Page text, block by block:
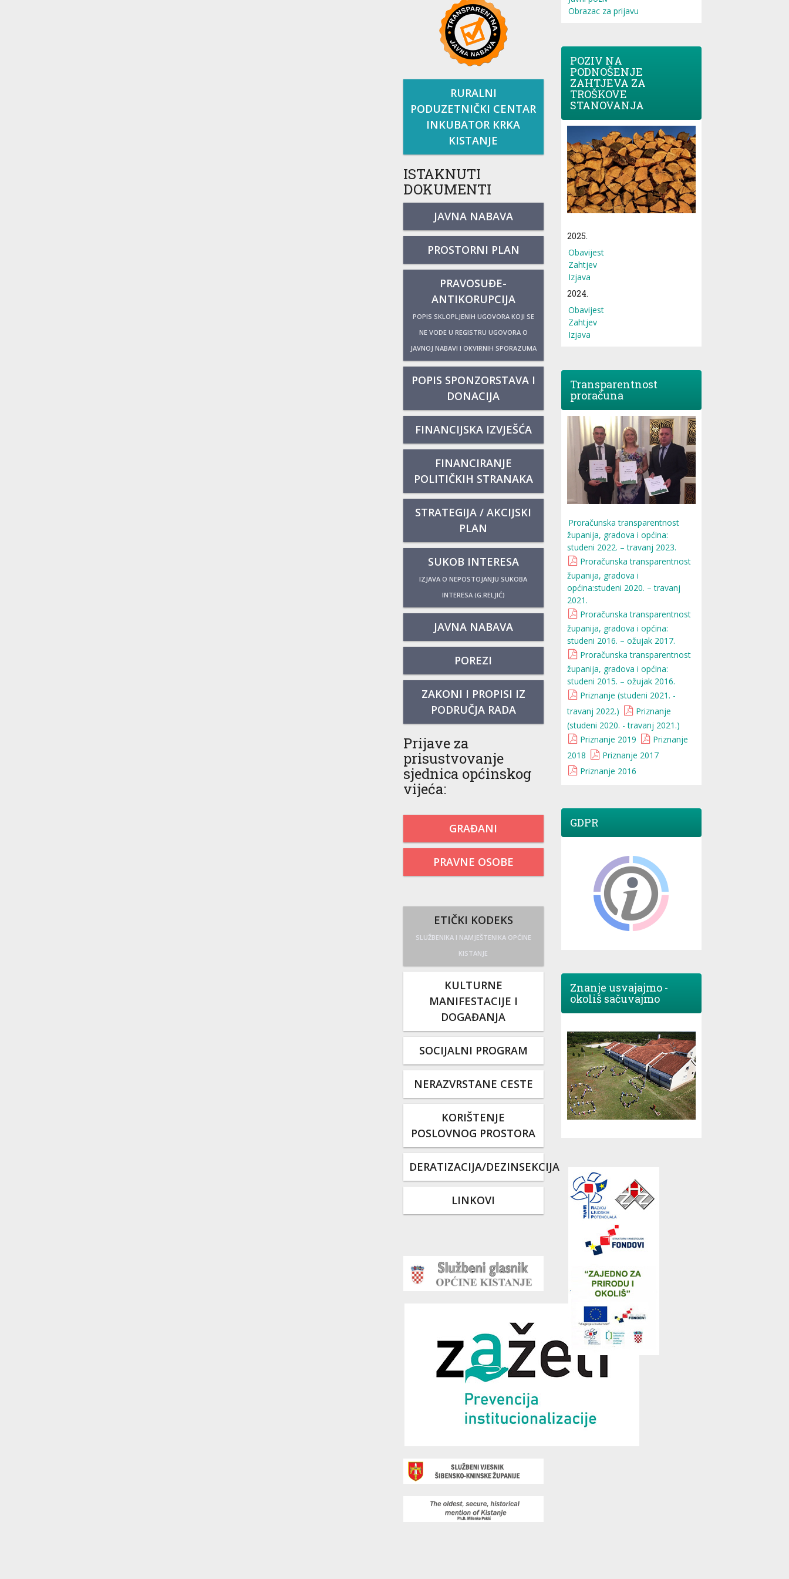
RURALNI
PODUZETNIČKI CENTAR
INKUBATOR KRKA
KISTANJE
ISTAKNUTI
DOKUMENTI
JAVNA NABAVA
PROSTORNI PLAN
PRAVOSUĐE-
ANTIKORUPCIJA
POPIS SKLOPLJENIH UGOVORA KOJI SE
NE VODE U REGISTRU UGOVORA O
JAVNOJ NABAVI I OKVIRNIH SPORAZUMA
POPIS SPONZORSTAVA I
DONACIJA
FINANCIJSKA IZVJEŠĆA
FINANCIRANJE
POLITIČKIH STRANAKA
STRATEGIJA / AKCIJSKI
PLAN
SUKOB INTERESA
IZJAVA O NEPOSTOJANJU SUKOBA
INTERESA (G.RELJIĆ)
JAVNA NABAVA
POREZI
ZAKONI I PROPISI IZ
PODRUČJA RADA
Prijave za
prisustvovanje
sjednica općinskog
vijeća:
GRAĐANI
PRAVNE OSOBE
ETIČKI KODEKS
SLUŽBENIKA I NAMJEŠTENIKA OPĆINE
KISTANJE
KULTURNE
MANIFESTACIJE I
DOGAĐANJA
SOCIJALNI PROGRAM
NERAZVRSTANE CESTE
KORIŠTENJE
POSLOVNOG PROSTORA
DERATIZACIJA/DEZINSEKCIJA
LINKOVI
Obrazac za prijavu
POZIV NA
PODNOŠENJE
ZAHTJEVA ZA
TROŠKOVE
STANOVANJA
2025.
Obavijest
Zahtjev
Izjava
2024.
Obavijest
Zahtjev
Izjava
Transparentnost
proračuna
Proračunska transparentnost
županija, gradova i općina:
studeni 2022. – travanj 2023.
Proračunska transparentnost
županija, gradova i
općina:studeni 2020. – travanj
2021.
Proračunska transparentnost
županija, gradova i općina:
studeni 2016. – ožujak 2017.
Proračunska transparentnost
županija, gradova i općina:
studeni 2015. – ožujak 2016.
Priznanje (studeni 2021. -
travanj 2022.)
Priznanje
(studeni 2020. - travanj 2021.)
Priznanje 2019
Priznanje
2018
Priznanje 2017
Priznanje 2016
GDPR
Znanje usvajajmo -
okoliš sačuvajmo